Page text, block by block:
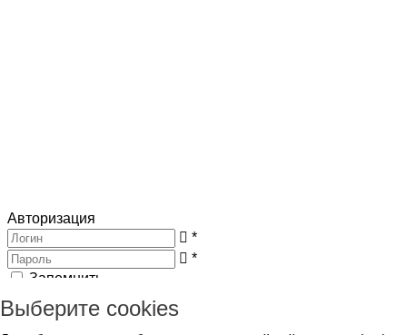
Авторизация
*
*
Запомнить
Авторизация
Выберите cookies